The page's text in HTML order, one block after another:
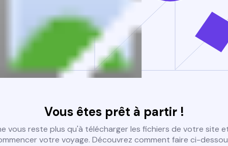
Vous êtes prêt à partir !
vous reste plus qu'à télécharger les fichiers de votre site
votre voyage. Découvrez comment faire ci-